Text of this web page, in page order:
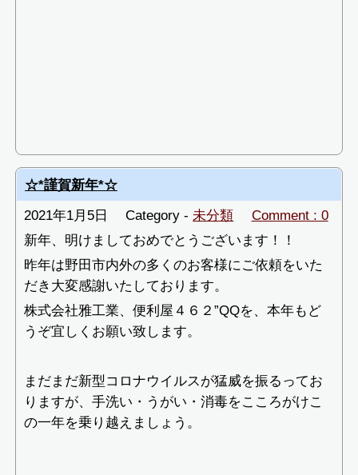
☆*謹賀新年*☆
2021年1月5日
Category - 未分類
Comment : 0
新年、明けましておめでとうございます！！
昨年は野田市内外の多くのお客様にご依頼をいた
だき大変感謝いたしております。
株式会社雅工業、便利屋４６２”QQを、本年もど
うぞ宜しくお願い致します。
まだまだ新型コロナウイルスが猛威を振るってお
りますが、手洗い・うがい・消毒をこころがけこ
の一年を乗り越えましょう。